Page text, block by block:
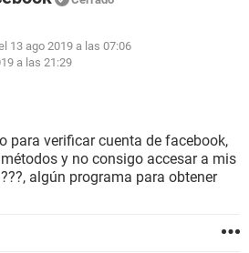
13 ago 2019 a las 07:06
a las 21:29
para verificar cuenta de facebook,
y no consigo accesar a mis
algún programa para obtener